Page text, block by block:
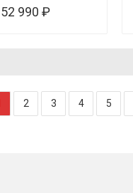
52 990 ₽
2 3 4 5